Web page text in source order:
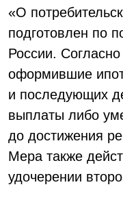
«О
подготовлен по
России.
оформившие
и последующих
выплаты либо
до достижения
Мера также
удочерении